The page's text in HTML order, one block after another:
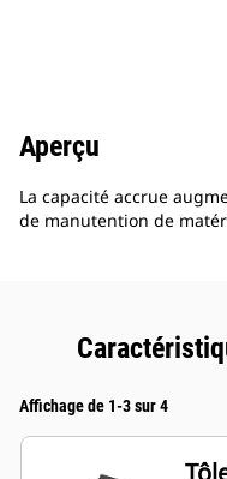
Aperçu
La capacité accrue
de manutention de
Affichage de 1-3 sur 4